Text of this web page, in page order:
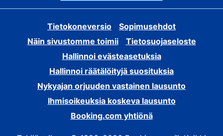
Tietokoneversio
Sopimusehdot
Näin sivustomme toimii
Tietosuojaseloste
Hallinnoi evästeasetuksia
Hallinnoi räätälöityjä suosituksia
Nykyajan orjuuden vastainen lausunto
Ihmisoikeuksia koskeva lausunto
Booking.com yhtiönä